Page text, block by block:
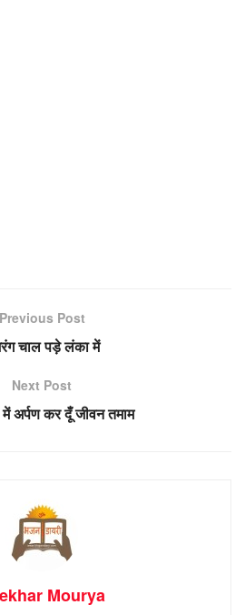
Previous Post
चाल पड़े लंका में
Next Post
में अर्पण कर दूँ जीवन तमाम
Mourya